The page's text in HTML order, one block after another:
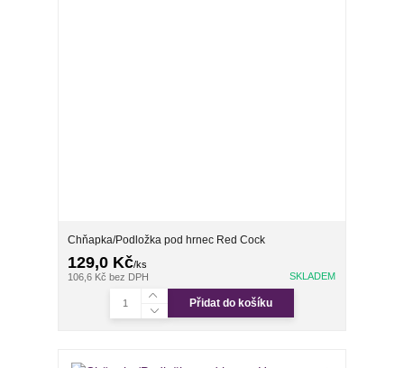
Chňapka/Podložka pod hrnec Red Cock
129,0 Kč/ks
106,6 Kčbez DPH SKLADEM
Přidat do košíku